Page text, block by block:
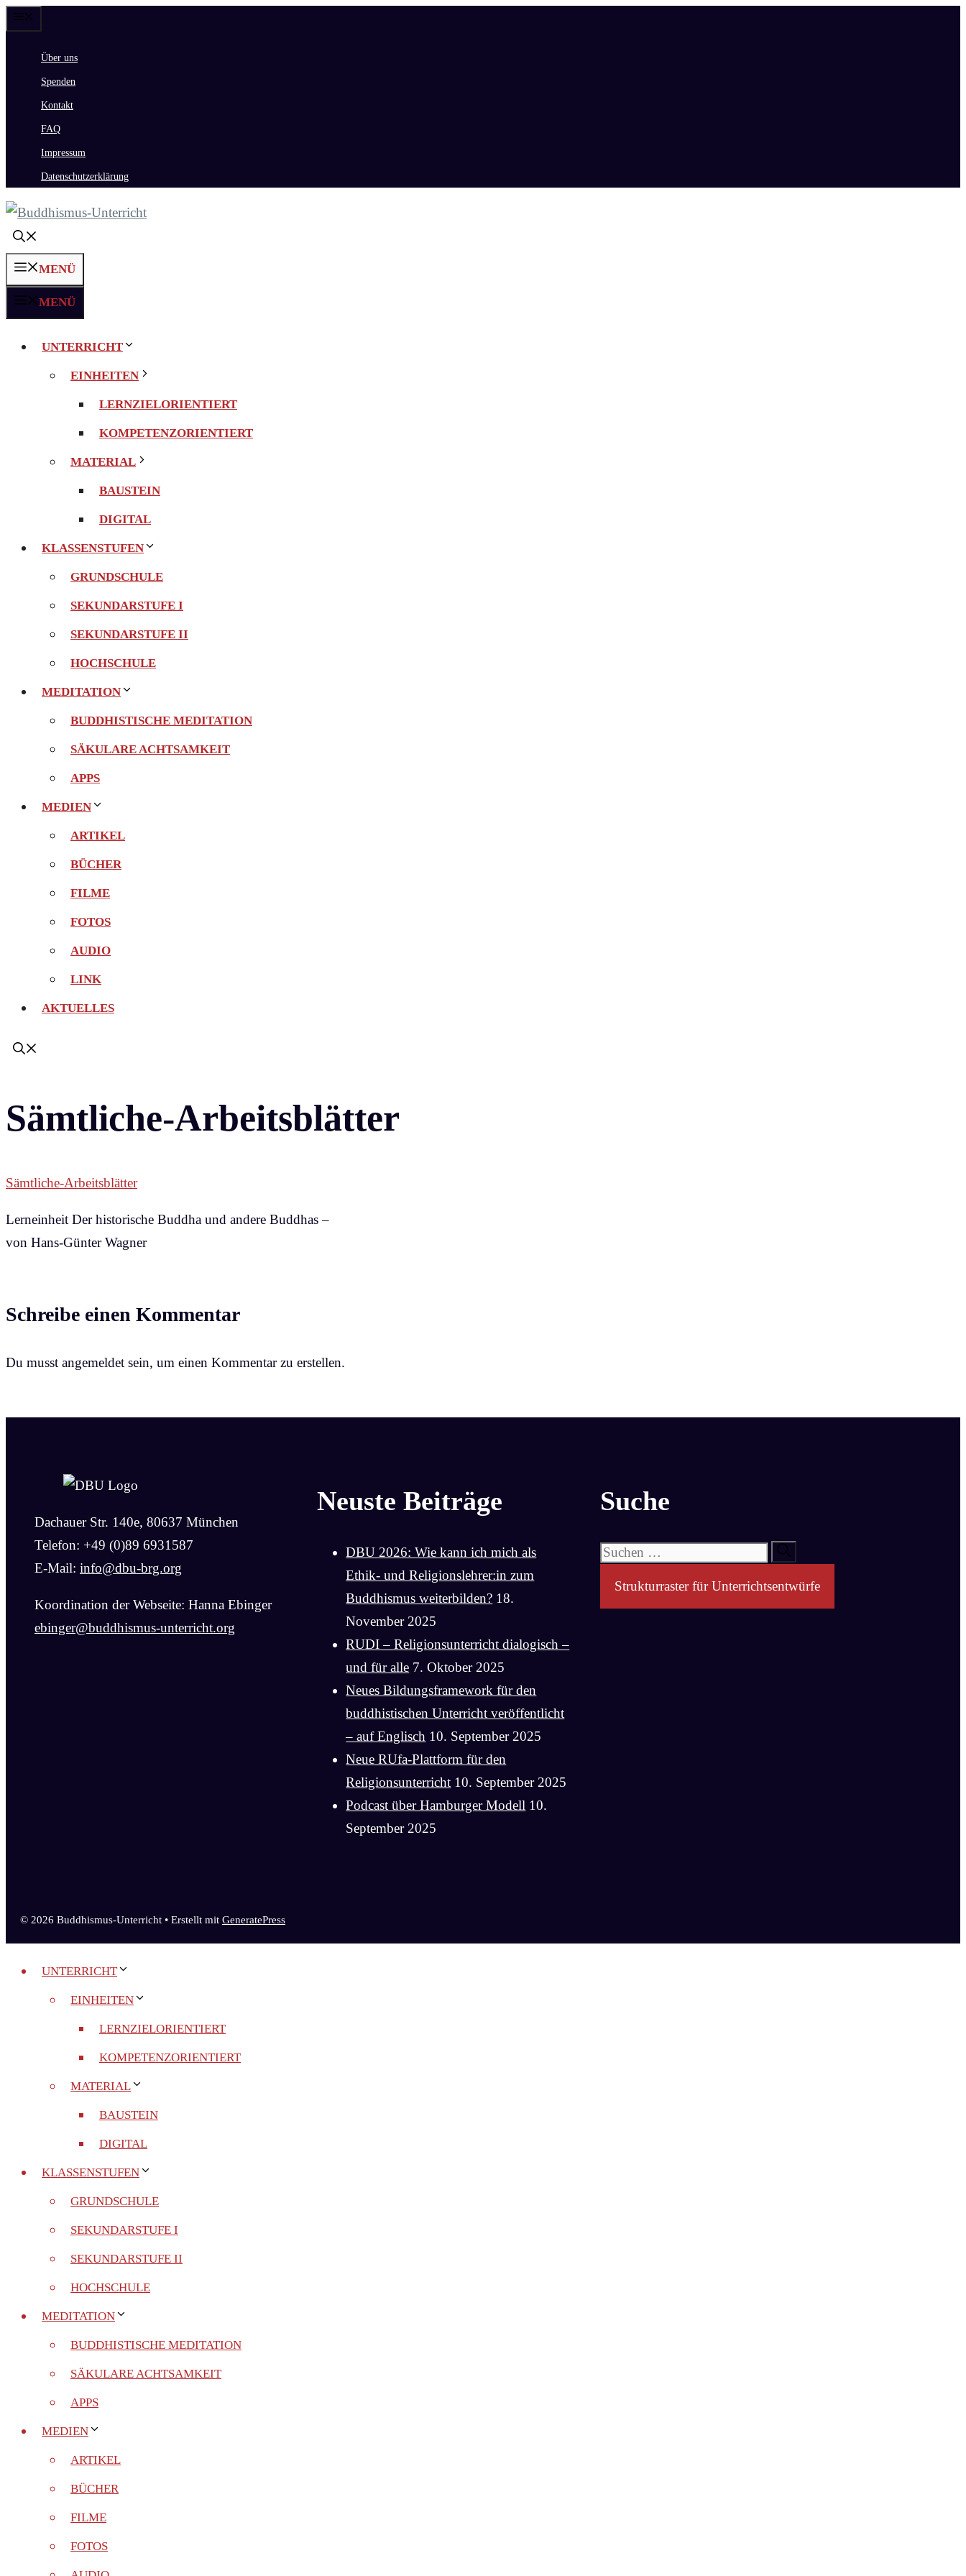
Zum
springenÜber uns
Spenden
Kontakt
FAQ
Impressum
Datenschutzerklärung
MENÜ
MENÜ
UNTERRICHT
EINHEITEN
LERNZIELORIENTIERT
KOMPETENZORIENTIERT
MATERIAL
BAUSTEIN
DIGITAL
KLASSENSTUFEN
GRUNDSCHULE
SEKUNDARSTUFE I
SEKUNDARSTUFE II
HOCHSCHULE
MEDITATION
BUDDHISTISCHE MEDITATION
SÄKULARE ACHTSAMKEIT
APPS
MEDIEN
ARTIKEL
BÜCHER
FILME
FOTOS
AUDIO
LINK
AKTUELLES
Sämtliche-Arbeitsblätter
Sämtliche-Arbeitsblätter
Lerneinheit Der historische Buddha und andere Buddhas –
von Hans-Günter Wagner
Schreibe einen Kommentar
Du musst angemeldet sein, um einen Kommentar zu erstellen.
Dachauer Str. 140e, 80637 München
Telefon: +49 (0)89 6931587
E-Mail: info@dbu-brg.org
Koordination der Webseite: Hanna Ebinger
ebinger@buddhismus-unterricht.org
Neuste Beiträge
DBU 2026: Wie kann ich mich als
Ethik- und Religionslehrer:in zum
Buddhismus weiterbilden? 18.
November 2025
RUDI – Religionsunterricht dialogisch –
und für alle 7. Oktober 2025
Neues Bildungsframework für den
buddhistischen Unterricht veröffentlicht
– auf Englisch 10. September 2025
Neue RUfa-Plattform für den
Religionsunterricht 10. September 2025
Podcast über Hamburger Modell 10.
September 2025
Suche
Suchen
Strukturraster für Unterrichtsentwürfe
© 2026 Buddhismus-Unterricht • Erstellt mit GeneratePress
UNTERRICHT
EINHEITEN
LERNZIELORIENTIERT
KOMPETENZORIENTIERT
MATERIAL
BAUSTEIN
DIGITAL
KLASSENSTUFEN
GRUNDSCHULE
SEKUNDARSTUFE I
SEKUNDARSTUFE II
HOCHSCHULE
MEDITATION
BUDDHISTISCHE MEDITATION
SÄKULARE ACHTSAMKEIT
APPS
MEDIEN
ARTIKEL
BÜCHER
FILME
FOTOS